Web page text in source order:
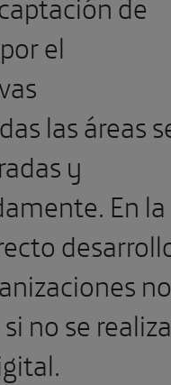
el
las áreas
y
En la
no
no se realiza